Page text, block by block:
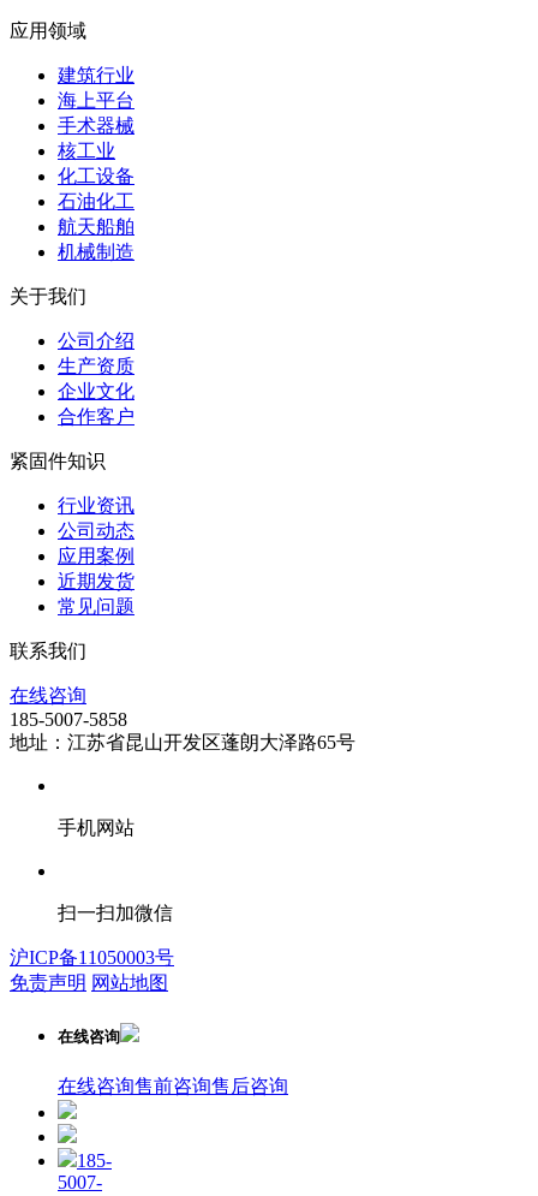
应用领域
建筑行业
海上平台
手术器械
核工业
化工设备
石油化工
航天船舶
机械制造
关于我们
公司介绍
生产资质
企业文化
合作客户
紧固件知识
行业资讯
公司动态
应用案例
近期发货
常见问题
联系我们
在线咨询
185-5007-5858
地址：江苏省昆山开发区蓬朗大泽路65号
手机网站
扫一扫加微信
沪ICP备11050003号
免责声明 网站地图
在线咨询
在线咨询售前咨询售后咨询
185-
5007-